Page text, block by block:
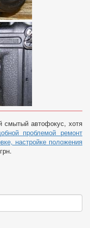
смытый автофокус, хотя
проблемой ремонт
настройке положения